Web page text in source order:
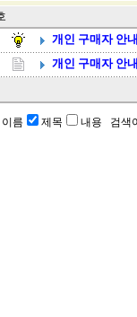
개인 구매자 안
개인 구매자 안
이름 제목 내용 검색